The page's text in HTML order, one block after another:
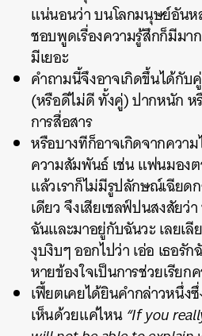
แน่นอนว่า บนโลกมนุษย์อัน
ชอบพูดเรื่องความรู้สึกก็มีมา
มีเยอะ
คำถามนี้จึงอาจเกิดขึ้นได้กับ
(หรือดีไม่ดี ทั้งคู่) ปากหนัก ห
การสื่อสาร
หรือบางทีก็อาจเกิดจากควา
ความสัมพันธ์ เช่น แฟนมอง
แล้วเราก็ไม่มีรูปลักษณ์เฉียด
เดียว จึงเสียเซลฟ์ปนสงสัยว่
ฉันและมาอยู่กับฉันวะ เลยเลี
งุบงิบๆ ออกไปว่า เอ่อ เธอรั
หายข้องใจเป็นการช่วยเรีย
เฟี้ยตเคยได้ยินคำกล่าวหนึ่ง
เห็นด้วยแค่ไหน“If you